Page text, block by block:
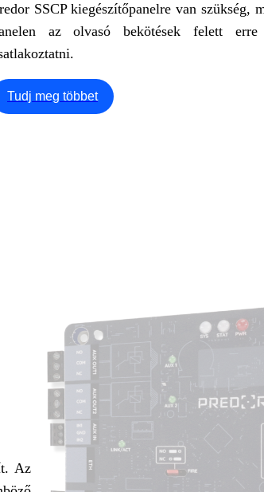
SSCP kiegészítőpanelre van szükség,
az olvasó bekötések felett
Tudj meg többet
Az